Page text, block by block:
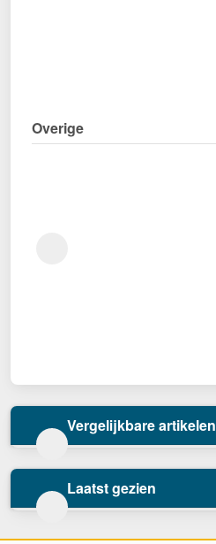
Overige
Vergelijkbare artikelen
Laatst gezien